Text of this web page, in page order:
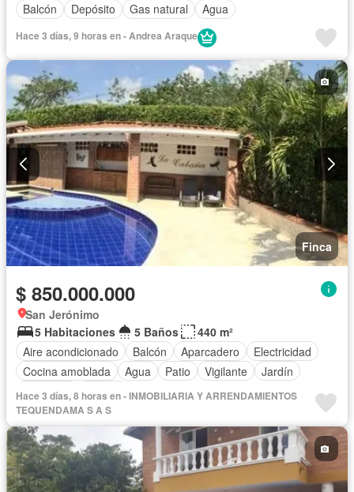
Balcón
Depósito Gas natural Agua
Hace 3 días, 9 horas en - Andrea Araque
Finca
$ 850.000.000
San Jerónimo
5 Habitaciones
5 Baños
440 m²
Aire acondicionado
Balcón Aparcadero
Electricidad
Cocina amoblada
Agua Patio Vigilante
Jardín
Barbecue
Piscina
Hace 3 días, 8 horas en - INMOBILIARIA Y ARRENDAMIENTOS
TEQUENDAMA S A S